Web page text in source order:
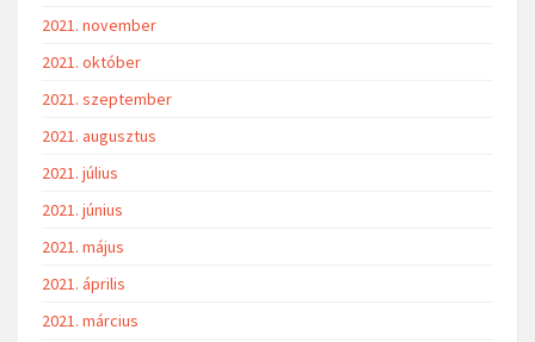
2021. november
2021. október
2021. szeptember
2021. augusztus
2021. július
2021. június
2021. május
2021. április
2021. március